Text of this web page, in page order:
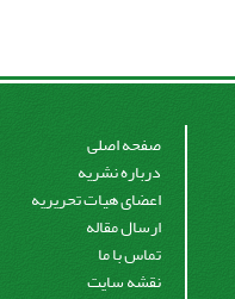
صفحه اصلی
درباره نشریه
اعضای هیات تحریریه
ارسال مقاله
تماس با ما
نقشه سایت